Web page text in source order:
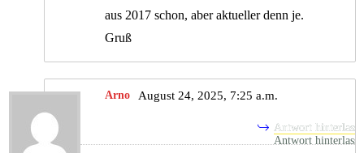
aus 2017 schon, aber aktueller denn je.
Gruß
Arno August 24, 2025, 7:25 a.m.
Antwort